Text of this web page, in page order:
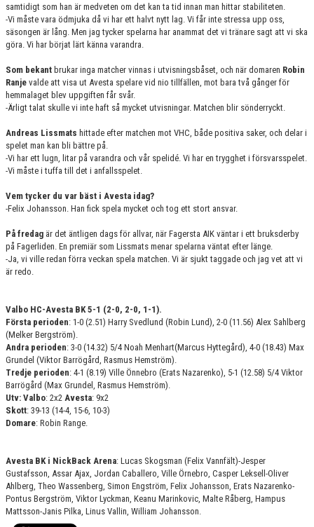
samtidigt som han är medveten om det kan ta tid innan man hittar stabiliteten.
-Vi måste vara ödmjuka då vi har ett halvt nytt lag. Vi får inte stressa upp oss,
säsongen är lång. Men jag tycker spelarna har anammat det vi tränare sagt att vi ska
göra. Vi har börjat lärt känna varandra.
Som bekant brukar inga matcher vinnas i utvisningsbåset, och när domaren Robin
Ranje valde att visa ut Avesta spelare vid nio tillfällen, mot bara två gånger för
hemmalaget blev uppgiften får svår.
-Ärligt talat skulle vi inte haft så mycket utvisningar. Matchen blir sönderryckt.
Andreas Lissmats hittade efter matchen mot VHC, både positiva saker, och delar i
spelet man kan bli bättre på.
-Vi har ett lugn, litar på varandra och vår spelidé. Vi har en trygghet i försvarsspelet.
-Vi måste i tuffa till det i anfallsspelet.
Vem tycker du var bäst i Avesta idag?
-Felix Johansson. Han fick spela mycket och tog ett stort ansvar.
På fredag är det äntligen dags för allvar, när Fagersta AIK väntar i ett bruksderby
på Fagerliden. En premiär som Lissmats menar spelarna väntat efter länge.
-Ja, vi ville redan förra veckan spela matchen. Vi är sjukt taggade och jag vet att vi
är redo.
Valbo HC-Avesta BK 5-1 (2-0, 2-0, 1-1).
Första perioden: 1-0 (2.51) Harry Svedlund (Robin Lund), 2-0 (11.56) Alex Sahlberg
(Melker Bergström).
Andra perioden: 3-0 (14.32) 5/4 Noah Menhart(Marcus Hyttegård), 4-0 (18.43) Max
Grundel (Viktor Barrögård, Rasmus Hemström).
Tredje perioden: 4-1 (8.19) Ville Önnebro (Erats Nazarenko), 5-1 (12.58) 5/4 Viktor
Barrögård (Max Grundel, Rasmus Hemström).
Utv: Valbo: 2x2 Avesta: 9x2
Skott: 39-13 (14-4, 15-6, 10-3)
Domare: Robin Range.
Avesta BK i NickBack Arena: Lucas Skogsman (Felix Vannfält)-Jesper
Gustafsson, Assar Ajax, Jordan Caballero, Ville Örnebro, Casper Leksell-Oliver
Ahlberg, Theo Wassenberg, Simon Engström, Felix Johansson, Erats Nazarenko-
Pontus Bergström, Viktor Lyckman, Keanu Marinkovic, Malte Råberg, Hampus
Mattsson-Janis Pilka, Linus Vallin, William Johansson.